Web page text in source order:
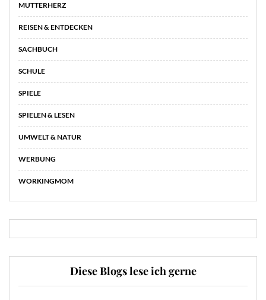
MUTTERHERZ
REISEN & ENTDECKEN
SACHBUCH
SCHULE
SPIELE
SPIELEN & LESEN
UMWELT & NATUR
WERBUNG
WORKINGMOM
Diese Blogs lese ich gerne